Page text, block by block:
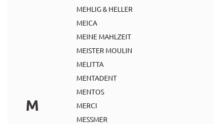
M
MEHLIG & HELLER
MEICA
MEINE MAHLZEIT
MEISTER MOULIN
MELITTA
MENTADENT
MENTOS
MERCI
MESSMER